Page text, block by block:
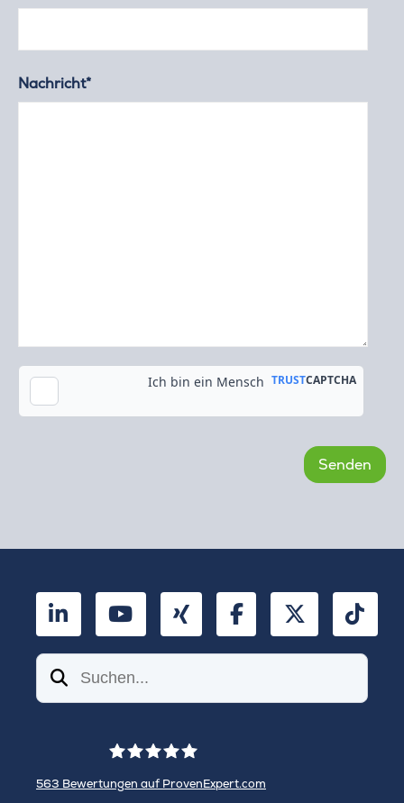
Nachricht*
Kopie an meine E-Mail-Adresse senden
LinkedInYouTubeXing FacebookTwitter
Suchen
563 Bewertungen auf ProvenExpert.com